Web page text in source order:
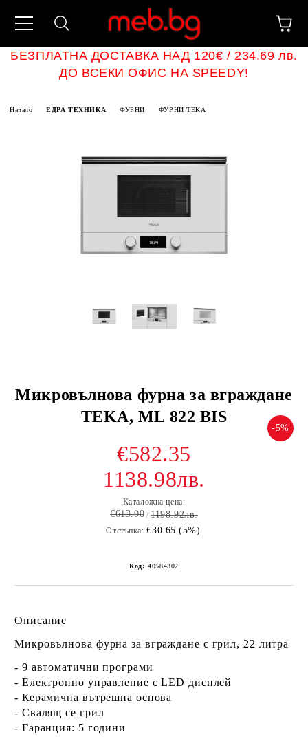
БЕЗПЛАТНА ДОСТАВКА НАД 120€ / 234.69 лв.
ДО ВСЕКИ ОФИС НА SPEEDY!
Начало ЕДРА ТЕХНИКА ФУРНИ ФУРНИ TEKA
Микровълнова фурна за вграждане
TEKA, ML 822 BIS
-5%
€582.35
1138.98лв.
Каталожна цена:
€613.00 1198.92лв.
Отстъпка: €30.65 (5%)
Код: 40584302
Описание
Микровълнова фурна за вграждане с грил, 22 литра
- 9 автоматични програми
- Електронно управление с LED дисплей
- Керамична вътрешна основа
- Свалящ се грил
- Гаранция: 5 години